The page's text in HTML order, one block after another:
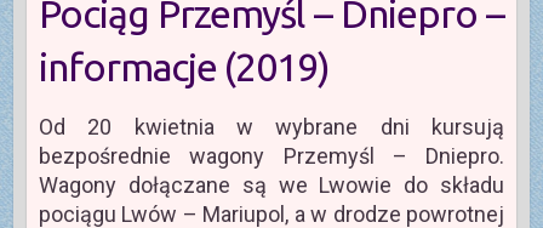
Pociąg Przemyśl – Dniepro –
informacje (2019)
Od 20 kwietnia w wybrane dni kursują
bezpośrednie wagony Przemyśl – Dniepro.
Wagony dołączane są we Lwowie do składu
pociągu Lwów – Mariupol, a w drodze powrotnej